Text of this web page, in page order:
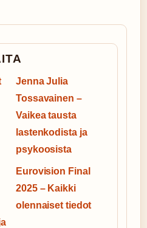
Jenna Julia
Tossavainen –
Vaikea tausta
lastenkodista ja
psykoosista
Eurovision Final
2025 – Kaikki
olennaiset tiedot